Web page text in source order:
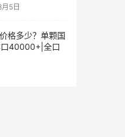
5日
格多少？单颗国
40000+|全口